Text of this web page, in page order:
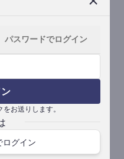
パスワードでログイン
お送りします。
グイン
りで